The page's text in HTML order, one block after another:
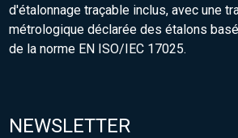
d'étalonnage traçable inclus, avec une
métrologique déclarée des étalons
de la norme EN ISO/IEC 17025.
NEWSLETTER